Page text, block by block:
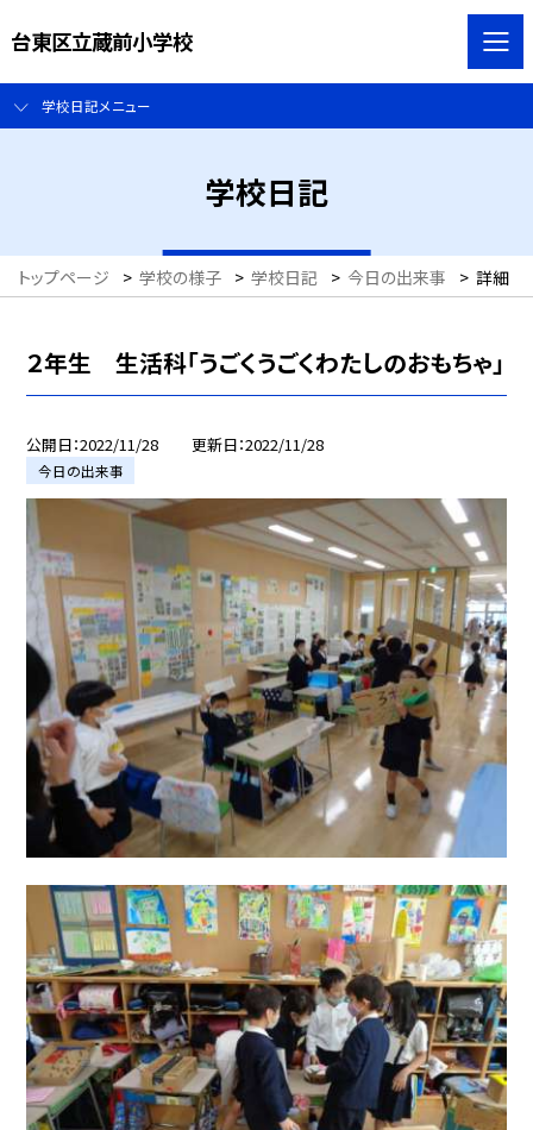
台東区立蔵前小学校
学校日記メニュー
学校日記
トップページ > 学校の様子 > 学校日記 > 今日の出来事 > 詳細
２年生 生活科「うごくうごくわたしのおもちゃ」
公開日 2022/11/28 更新日 2022/11/28
今日の出来事